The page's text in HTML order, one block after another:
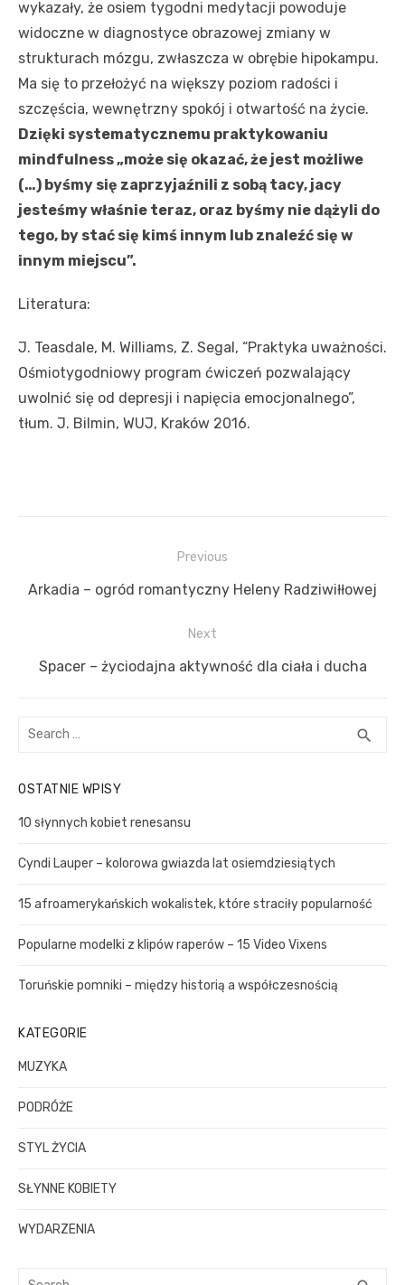
wykazały, że osiem tygodni medytacji powoduje
widoczne w diagnostyce obrazowej zmiany w
strukturach mózgu, zwłaszcza w obrębie hipokampu.
Ma się to przełożyć na większy poziom radości i
szczęścia, wewnętrzny spokój i otwartość na życie.
Dzięki systematycznemu praktykowaniu
mindfulness „może się okazać, że jest możliwe
(…) byśmy się zaprzyjaźnili z sobą tacy, jacy
jesteśmy właśnie teraz, oraz byśmy nie dążyli do
tego, by stać się kimś innym lub znaleźć się w
innym miejscu”.
Literatura:
J. Teasdale, M. Williams, Z. Segal, “Praktyka uważności.
Ośmiotygodniowy program ćwiczeń pozwalający
uwolnić się od depresji i napięcia emocjonalnego”,
tłum. J. Bilmin, WUJ, Kraków 2016.
w
p
i
u
Previous
P
u
p
o
t
Arkadia – ogród romantyczny Heleny Radziwiłłowej
Next
N
t
o
s
:
Spacer – życiodajna aktywność dla ciała i ducha
r
c
f
r
search
OSTATNIE WPISY
10 słynnych kobiet renesansu
Cyndi Lauper – kolorowa gwiazda lat osiemdziesiątych
15 afroamerykańskich wokalistek, które straciły popularność
Popularne modelki z klipów raperów – 15 Video Vixens
Toruńskie pomniki – między historią a współczesnością
KATEGORIE
MUZYKA
PODRÓŻE
STYL ŻYCIA
SŁYNNE KOBIETY
WYDARZENIA